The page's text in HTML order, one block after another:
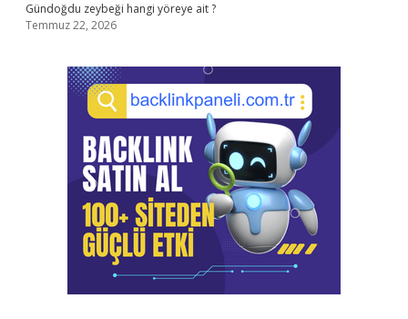
Gündoğdu zeybeği hangi yöreye ait ?
Temmuz 22, 2026